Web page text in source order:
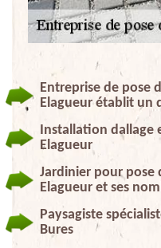
Entreprise de pose
Elagueur établit un
Installation dallage
Elagueur
Jardinier pour pose
Elagueur et ses
Paysagiste
Bures